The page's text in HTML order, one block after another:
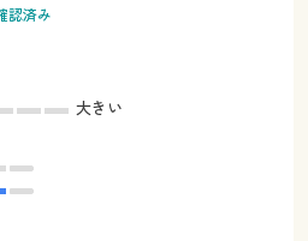
認済み
大きい